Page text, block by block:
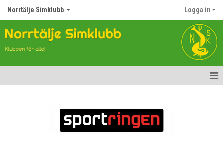
Norrtälje Simklubb Logga in